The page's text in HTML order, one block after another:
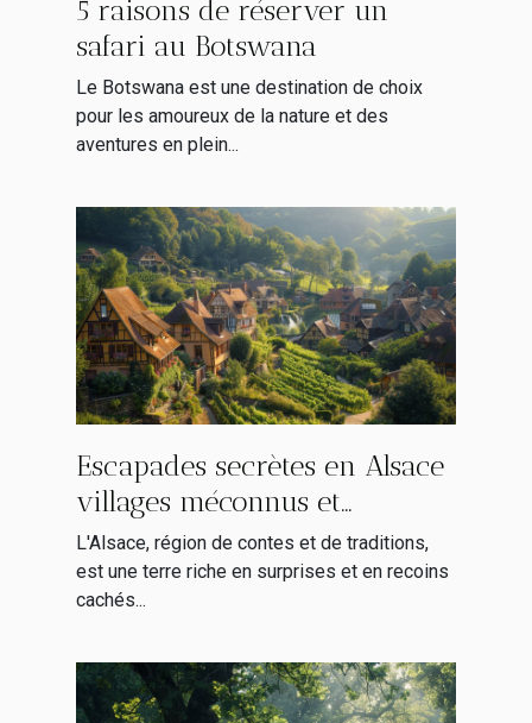
5 raisons de réserver un
safari au Botswana
Le Botswana est une destination de choix
pour les amoureux de la nature et des
aventures en plein...
Escapades secrètes en Alsace
villages méconnus et
itinéraires alternatifs
L'Alsace, région de contes et de traditions,
est une terre riche en surprises et en recoins
cachés...